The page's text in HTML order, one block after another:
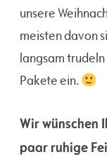
unsere
meisten davon
langsam
Pakete ein.
Wir wünschen
paar ruhige